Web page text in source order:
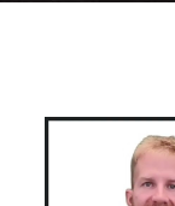
přehrávač